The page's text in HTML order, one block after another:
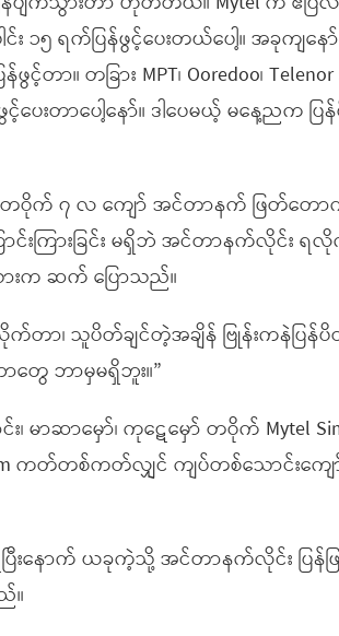
၁၅ ရက်ပြန်ဖွင့်ပေးတယ်ပေါ့။ အခုကျန
င့်တာ။ တခြား MPT၊ Ooredoo၊
င့်ပေးတာပေါ့နော်။ ဒါပေမယ့် မနေ့ညက
ဝိုက် ၇ လ ကျော် အင်တာနက် ဖြတ်တောက်
ာင်းကြားခြင်း မရှိဘဲ အင်တာနက်လိုင်း
းက ဆက် ပြောသည်။
က်တာ၊ သူပိတ်ချင်တဲ့အချိန် ဗြုန်းကနဲပြ
တွေ ဘာမှမရှိဘူး။”
င်း၊ မာဆာမှော်၊ ကုဋေမှော် တဝိုက် Mytel
ကတ်တစ်ကတ်လျှင် ကျပ်တစ်သောင်းကျေ
ရပြီးနောက် ယခုကဲ့သို့ အင်တာနက်လိုင်း ပြ
။